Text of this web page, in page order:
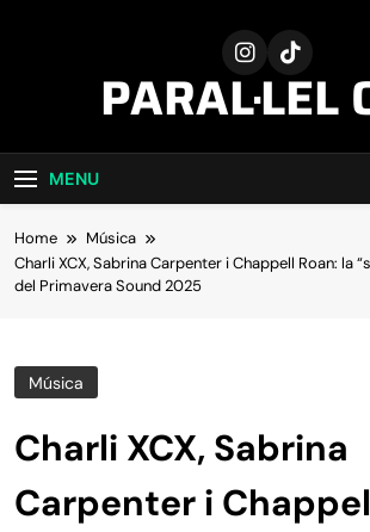
PARAL·LEL
MENU
Home
Música
Charli XCX, Sabrina Carpenter i Chappell Roan: la
del Primavera Sound 2025
Música
Charli XCX, Sabrina
Carpenter i